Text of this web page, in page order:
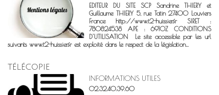
EDITEUR DU SITE SCP Sandrine THIERY et
Guillaume THIERY 5, rue Tatin 27400 Louviers
France http://www.t2-huissier.fr SIRET :
780824538 APE : 6910Z CONDITIONS
D'UTILISATION Le site accessible par les url
suivants www.t2-huissier.fr est exploité dans le respect de la législation...
TÉLÉCOPIE
INFORMATIONS UTILES
02.32.40.39.60